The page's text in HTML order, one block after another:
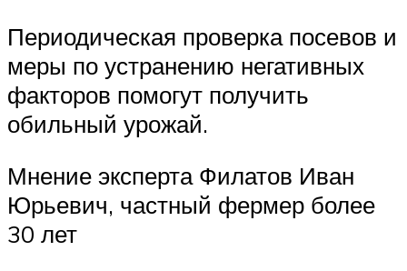
Периодическая проверка посевов и
меры по устранению негативных
факторов помогут получить
обильный урожай.
Мнение эксперта Филатов Иван
Юрьевич, частный фермер более
30 лет